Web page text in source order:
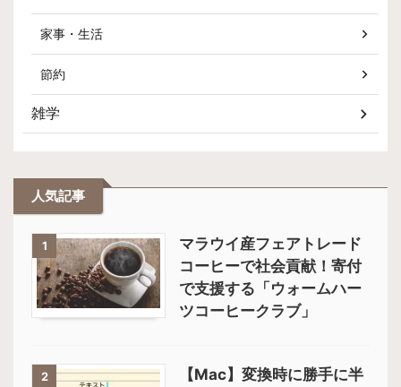
家事・生活
節約
雑学
人気記事
1
マラウイ産フェアトレード
コーヒーで社会貢献！寄付
で支援する「ウォームハー
ツコーヒークラブ」
2
【Mac】変換時に勝手に半